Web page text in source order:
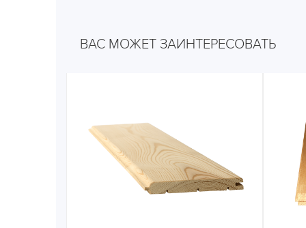
ВАС МОЖЕТ ЗАИНТЕРЕСОВАТЬ